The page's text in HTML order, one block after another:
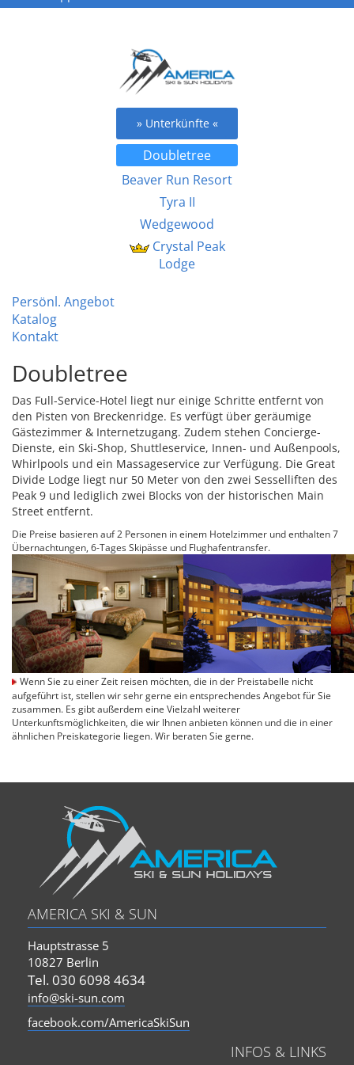
» Unterkünfte «
Doubletree
Beaver Run Resort
Tyra II
Wedgewood
Crystal Peak
Lodge
Persönl. Angebot
Katalog
Kontakt
Doubletree
Das Full-Service-Hotel liegt nur einige Schritte entfernt von
den Pisten von Breckenridge. Es verfügt über geräumige
Gästezimmer & Internetzugang. Zudem stehen Concierge-
Dienste, ein Ski-Shop, Shuttleservice, Innen- und Außenpools,
Whirlpools und ein Massageservice zur Verfügung. Die Great
Divide Lodge liegt nur 50 Meter von den zwei Sesselliften des
Peak 9 und lediglich zwei Blocks von der historischen Main
Street entfernt.
Die Preise basieren auf 2 Personen in einem Hotelzimmer und enthalten 7
Übernachtungen, 6-Tages Skipässe und Flughafentransfer.
Wenn Sie zu einer Zeit reisen möchten, die in der Preistabelle nicht
aufgeführt ist, stellen wir sehr gerne ein entsprechendes Angebot für Sie
zusammen. Es gibt außerdem eine Vielzahl weiterer
Unterkunftsmöglichkeiten, die wir Ihnen anbieten können und die in einer
ähnlichen Preiskategorie liegen. Wir beraten Sie gerne.
AMERICA SKI & SUN
Hauptstrasse 5
10827 Berlin
Tel. 030 6098 4634
info@ski-sun.com
facebook.com/AmericaSkiSun
INFOS & LINKS